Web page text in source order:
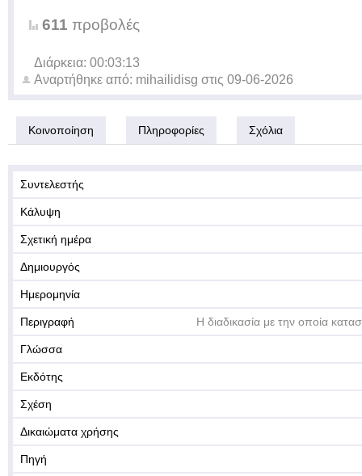
611 προβολές
Διάρκεια: 00:03:13
Αναρτήθηκε από: mihailidisg στις 09-06-2026
Κοινοποίηση Πληροφορίες Σχόλια
Συντελεστής
Κάλυψη
Σχετική ημέρα
Δημιουργός
Ημερομηνία
Περιγραφή Η διαδικασία με την οποία
Γλώσσα
Εκδότης
Σχέση
Δικαιώματα χρήσης
Πηγή